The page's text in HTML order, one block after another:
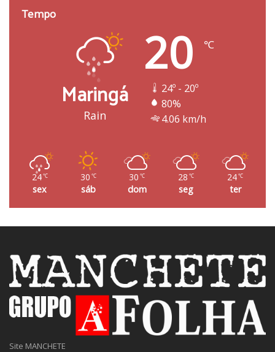
Tempo
Maringá
Rain
20 ℃
24º - 20º
80%
4.06 km/h
24 ℃
sex
30 ℃
sáb
30 ℃
dom
28 ℃
seg
24℃
ter
Site MANCHETE